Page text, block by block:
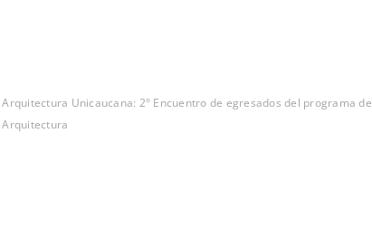
Arquitectura Unicaucana: 2° Encuentro de egresados del programa de
Arquitectura